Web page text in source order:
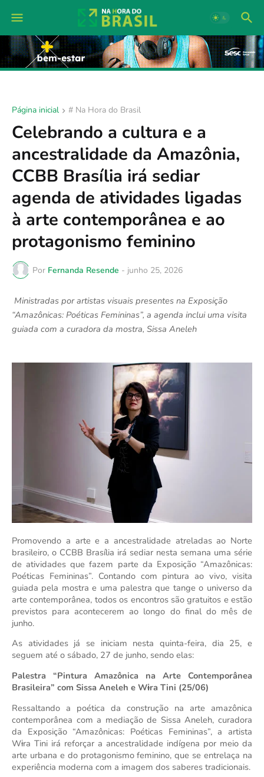
Página inicial # Na Hora do Brasil
Celebrando a cultura e a
ancestralidade da Amazônia,
CCBB Brasília irá sediar
agenda de atividades ligadas
à arte contemporânea e ao
protagonismo feminino
Por Fernanda Resende - junho 25, 2026
Ministradas por artistas visuais presentes na Exposição
“Amazônicas: Poéticas Femininas”, a agenda inclui uma visita
guiada com a curadora da mostra, Sissa Aneleh
Promovendo a arte e a ancestralidade atreladas ao Norte
brasileiro, o CCBB Brasília irá sediar nesta semana uma série
de atividades que fazem parte da Exposição “Amazônicas:
Poéticas Femininas”. Contando com pintura ao vivo, visita
guiada pela mostra e uma palestra que tange o universo da
arte contemporânea, todos os encontros são gratuitos e estão
previstos para acontecerem ao longo do final do mês de
junho.
As atividades já se iniciam nesta quinta-feira, dia 25, e
seguem até o sábado, 27 de junho, sendo elas:
Palestra “Pintura Amazônica na Arte Contemporânea
Brasileira” com Sissa Aneleh e Wɨra Tini (25/06)
Ressaltando a poética da construção na arte amazônica
contemporânea com a mediação de Sissa Aneleh, curadora
da Exposição “Amazônicas: Poéticas Femininas”, a artista
Wɨra Tini irá reforçar a ancestralidade indígena por meio da
arte urbana e do protagonismo feminino, que se entrelaça na
experiência moderna com a imagem dos saberes tradicionais.